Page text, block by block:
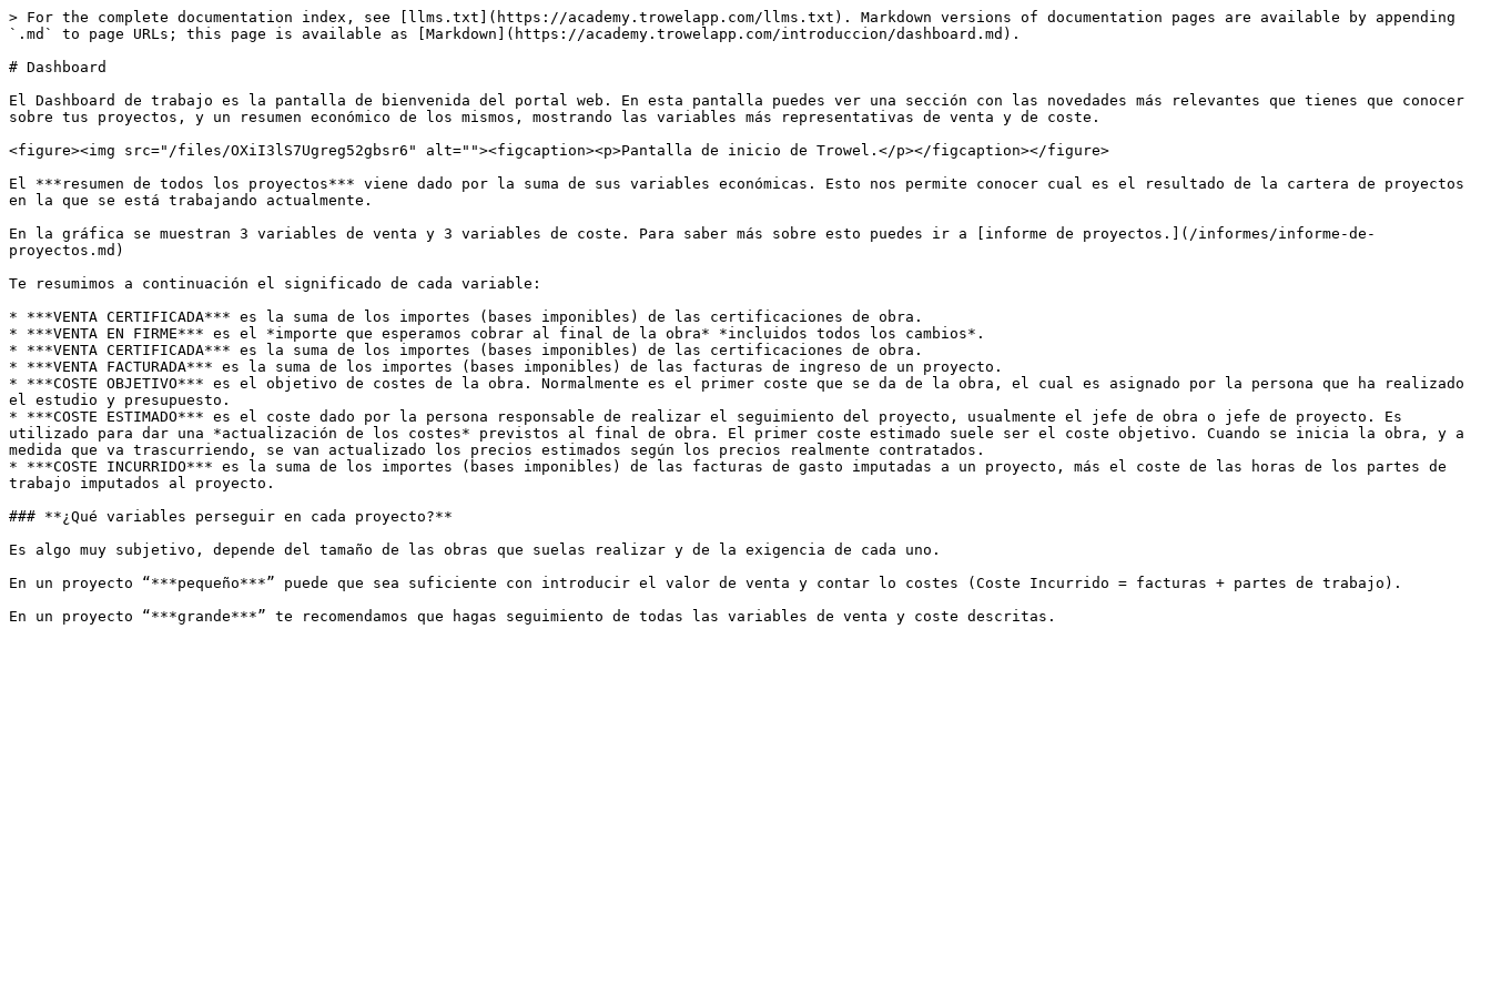
> For the complete documentation index, see [llms.txt](https://academy.trowelapp.com/llms.txt). Markdown versions of documentation pages are available by appending
`.md` to page URLs; this page is available as [Markdown](https://academy.trowelapp.com/introduccion/dashboard.md).
# Dashboard
El Dashboard de trabajo es la pantalla de bienvenida del portal web. En esta pantalla puedes ver una sección con las novedades más relevantes que tienes que conocer
sobre tus proyectos, y un resumen económico de los mismos, mostrando las variables más representativas de venta y de coste.
<figure><img src="/files/OXiI3lS7Ugreg52gbsr6" alt=""><figcaption><p>Pantalla de inicio de Trowel.</p></figcaption></figure>
El ***resumen de todos los proyectos*** viene dado por la suma de sus variables económicas. Esto nos permite conocer cual es el resultado de la cartera de proyectos
en la que se está trabajando actualmente.
En la gráfica se muestran 3 variables de venta y 3 variables de coste. Para saber más sobre esto puedes ir a [informe de proyectos.](/informes/informe-de-
proyectos.md)
Te resumimos a continuación el significado de cada variable:
* ***VENTA CERTIFICADA*** es la suma de los importes (bases imponibles) de las certificaciones de obra.
* ***VENTA EN FIRME*** es el *importe que esperamos cobrar al final de la obra* *incluidos todos los cambios*.
* ***VENTA CERTIFICADA*** es la suma de los importes (bases imponibles) de las certificaciones de obra.
* ***VENTA FACTURADA*** es la suma de los importes (bases imponibles) de las facturas de ingreso de un proyecto.
* ***COSTE OBJETIVO*** es el objetivo de costes de la obra. Normalmente es el primer coste que se da de la obra, el cual es asignado por la persona que ha realizado
el estudio y presupuesto.
* ***COSTE ESTIMADO*** es el coste dado por la persona responsable de realizar el seguimiento del proyecto, usualmente el jefe de obra o jefe de proyecto. Es
utilizado para dar una *actualización de los costes* previstos al final de obra. El primer coste estimado suele ser el coste objetivo. Cuando se inicia la obra, y a
medida que va trascurriendo, se van actualizado los precios estimados según los precios realmente contratados.
* ***COSTE INCURRIDO*** es la suma de los importes (bases imponibles) de las facturas de gasto imputadas a un proyecto, más el coste de las horas de los partes de
trabajo imputados al proyecto.
### **¿Qué variables perseguir en cada proyecto?**
Es algo muy subjetivo, depende del tamaño de las obras que suelas realizar y de la exigencia de cada uno.
En un proyecto “***pequeño***” puede que sea suficiente con introducir el valor de venta y contar lo costes (Coste Incurrido = facturas + partes de trabajo).